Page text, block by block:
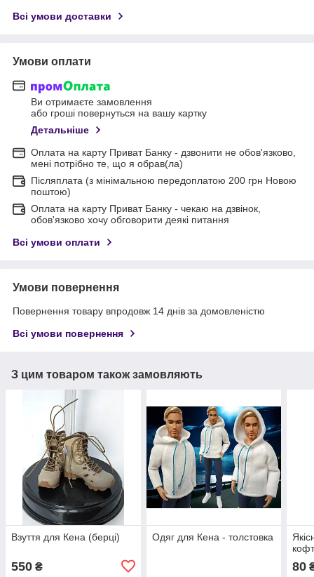
Всі умови доставки
Умови оплати
Ви отримаєте замовлення
або гроші повернуться на вашу картку
Детальніше
Оплата на карту Приват Банку - дзвонити не обов'язково,
мені потрібно те, що я обрав(ла)
Післяплата (з мінімальною передоплатою 200 грн Новою
поштою)
Оплата на карту Приват Банку - чекаю на дзвінок,
обов'язково хочу обговорити деякі питання
Всі умови оплати
Умови повернення
Повернення товару впродовж 14 днів за домовленістю
Всі умови повернення
З цим товаром також замовляють
Взуття для Кена (берці)
550 ₴
Одяг для Кена - толстовка
80